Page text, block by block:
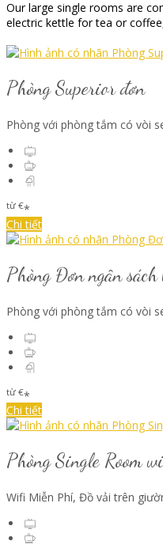
Our large single rooms are
electric kettle for tea or
Phòng Superior đơn
Phòng với phòng tắm có vòi
từ €*
Chi tiết
Phòng Đơn ngân sách
Phòng với phòng tắm có vòi
từ €*
Chi tiết
Phòng Single Room
Wifi Miễn Phí, Đồ vải trên